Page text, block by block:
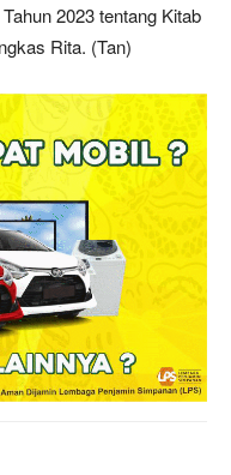
2023 tentang Kitab
Rita. (Tan)